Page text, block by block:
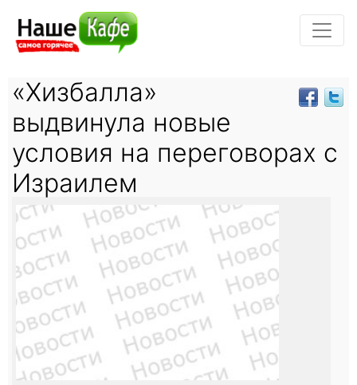
«Хизбалла»
выдвинула новые
условия на переговорах с
Израилем